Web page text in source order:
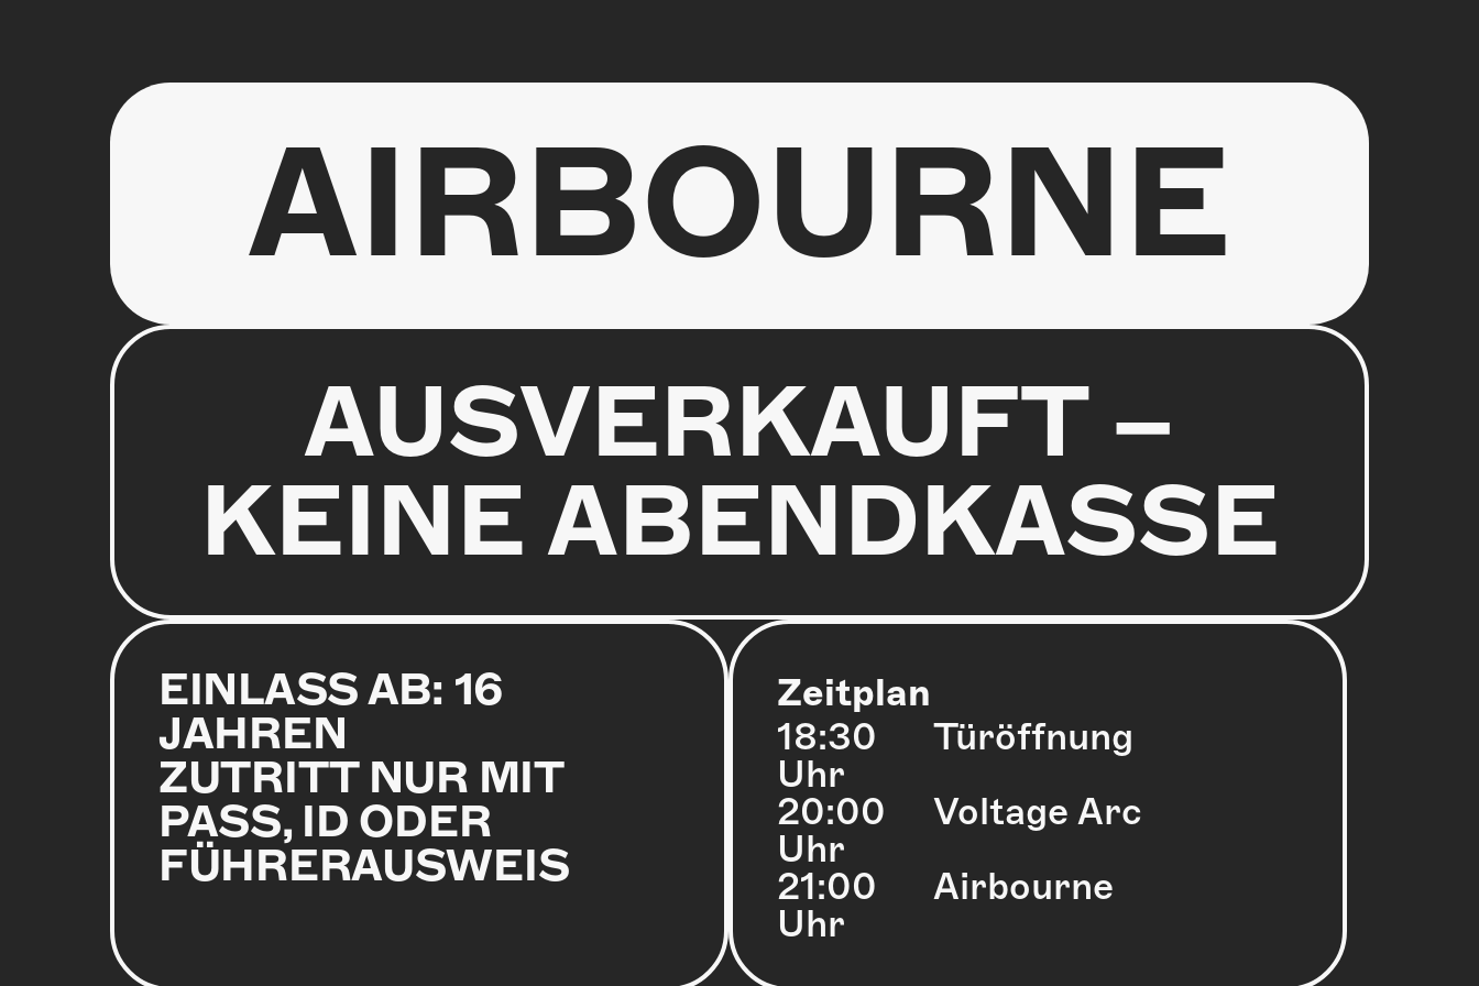
AIRBOURNE
AUSVERKAUFT –
KEINE ABENDKASSE
EINLASS AB: 16
JAHREN
ZUTRITT NUR MIT
PASS, ID ODER
FÜHRERAUSWEIS
Zeitplan
18:30
Uhr
Türöffnung
20:00
Uhr
Voltage Arc
21:00
Uhr
Airbourne